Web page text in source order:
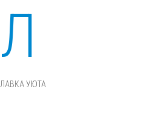
Л
ЛАВКА УЮТА